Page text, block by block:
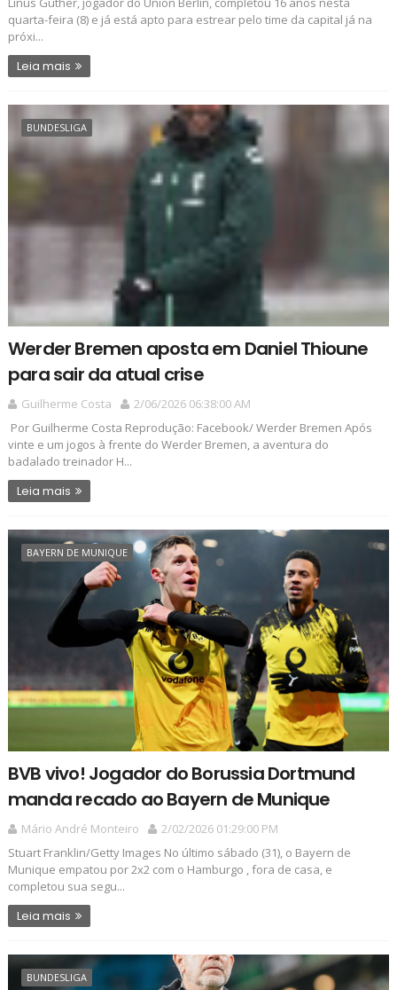
quarta-feira (8) e já está apto para estrear pelo time da capital já na
próxi...
Leia mais
BUNDESLIGA
Werder Bremen aposta em Daniel Thioune
para sair da atual crise
Guilherme Costa
2/06/2026 06:38:00 AM
Por Guilherme Costa Reprodução: Facebook/ Werder Bremen Após
vinte e um jogos à frente do Werder Bremen, a aventura do
badalado treinador H...
Leia mais
BAYERN DE MUNIQUE
BVB vivo! Jogador do Borussia Dortmund
manda recado ao Bayern de Munique
Mário André Monteiro
2/02/2026 01:29:00 PM
Stuart Franklin/Getty Images No último sábado (31), o Bayern de
Munique empatou por 2x2 com o Hamburgo , fora de casa, e
completou sua segu...
Leia mais
BUNDESLIGA